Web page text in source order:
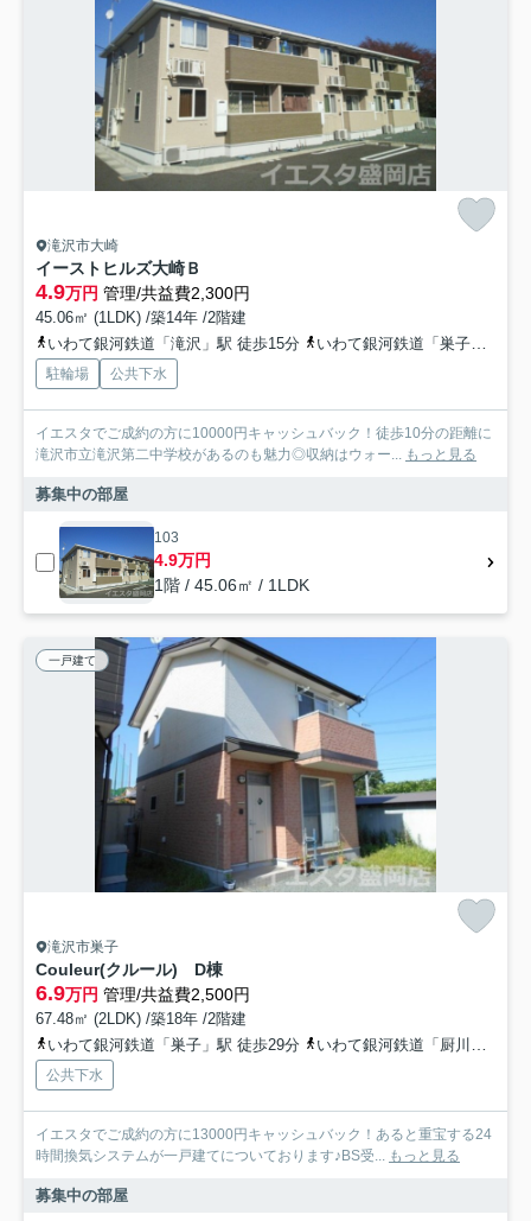
滝沢市大崎
イーストヒルズ大崎Ｂ
4.9万円 管理/共益費2,300円
45.06㎡ (1LDK) /築14年 /2階建
いわて銀河鉄道「滝沢」駅 徒歩15分
いわて銀河鉄道「巣子」駅 徒歩30分
駐輪場 公共下水
イエスタでご成約の方に10000円キャッシュバック！徒歩10分の距離に
滝沢市立滝沢第二中学校があるのも魅力◎収納はウォー... もっと見る
募集中の部屋
103
4.9万円
1階 / 45.06㎡ / 1LDK
一戸建て
滝沢市巣子
Couleur(クルール) D棟
6.9万円 管理/共益費2,500円
67.48㎡ (2LDK) /築18年 /2階建
いわて銀河鉄道「巣子」駅 徒歩29分
いわて銀河鉄道「厨川」駅 徒歩47分
公共下水
イエスタでご成約の方に13000円キャッシュバック！あると重宝する24
時間換気システムが一戸建てについております♪BS受... もっと見る
募集中の部屋